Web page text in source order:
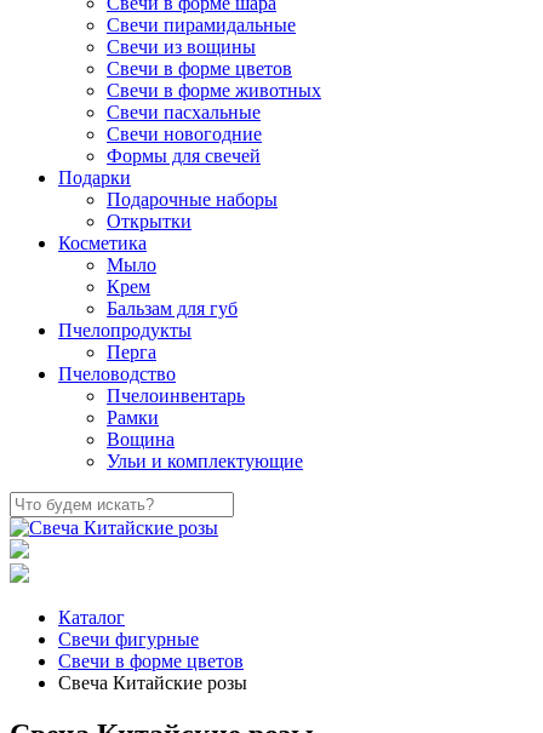
Свечи пирамидальные
Свечи из вощины
Свечи в форме цветов
Свечи в форме животных
Свечи пасхальные
Свечи новогодние
Формы для свечей
Подарки
Подарочные наборы
Открытки
Косметика
Мыло
Крем
Бальзам для губ
Пчелопродукты
Перга
Пчеловодство
Пчелоинвентарь
Рамки
Вощина
Ульи и комплектующие
Каталог
Свечи фигурные
Свечи в форме цветов
Свеча Китайские розы